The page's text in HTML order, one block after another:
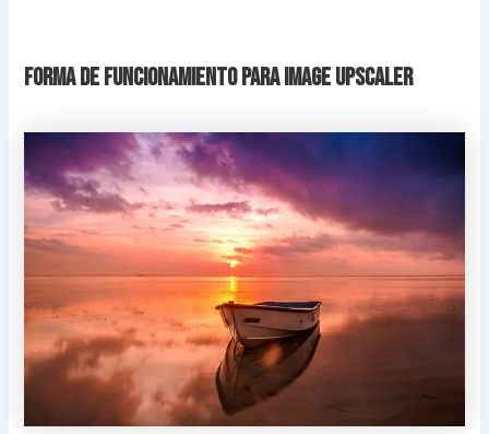
Forma de funcionamiento para Image Upscaler